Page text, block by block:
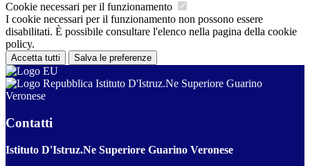
Cookie necessari per il funzionamento
I cookie necessari per il funzionamento non possono essere
disabilitati. È possibile consultare l'elenco nella pagina della cookie
policy.
Accetta tutti Salva le preferenze
Istituto D'Istruz.Ne Superiore Guarino
Veronese
Contatti
Istituto D'Istruz.Ne Superiore Guarino Veronese